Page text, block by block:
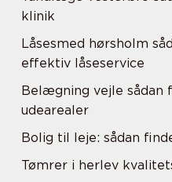
klinik
Låsesmed hørsholm
effektiv låseservice
Belægning vejle sådan
udearealer
Bolig til leje: sådan
Tømrer i herlev